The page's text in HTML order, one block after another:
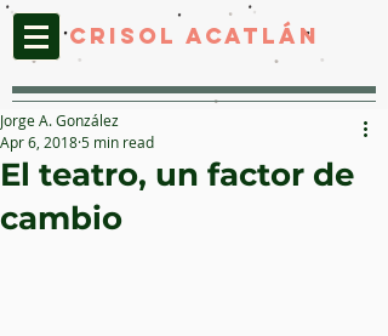
CRISOL ACATLáN
El teatro, un factor de
cambio
Jorge A. González
Apr 6, 20185 min read